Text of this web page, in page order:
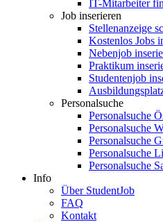
IT-Mitarbeiter
Job inserieren
Stellenanzeige
Kostenlos Jobs
Nebenjob
Praktikum
Studentenjob
Personalsuche
Personalsuche
Personalsuche
Personalsuche
Personalsuche
Personalsuche
Info
Über StudentJob
FAQ
Kontakt